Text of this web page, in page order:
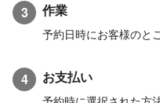
3 作業
予約日時にお客様のと
4 お支払い